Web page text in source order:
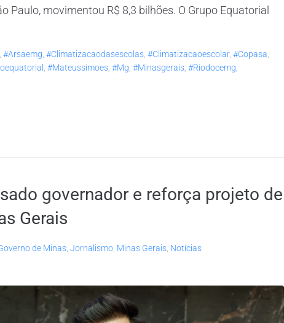
Paulo, movimentou R$ 8,3 bilhões. O Grupo Equatorial
#arsaemg #climatizacaodasescolas #climatizacaoescolar, #copasa
#mateussimoes #mg #minasgerais #riodocemg
governador e reforça projeto de
Gerais
de Minas Jornalismo Minas Gerais Notícias